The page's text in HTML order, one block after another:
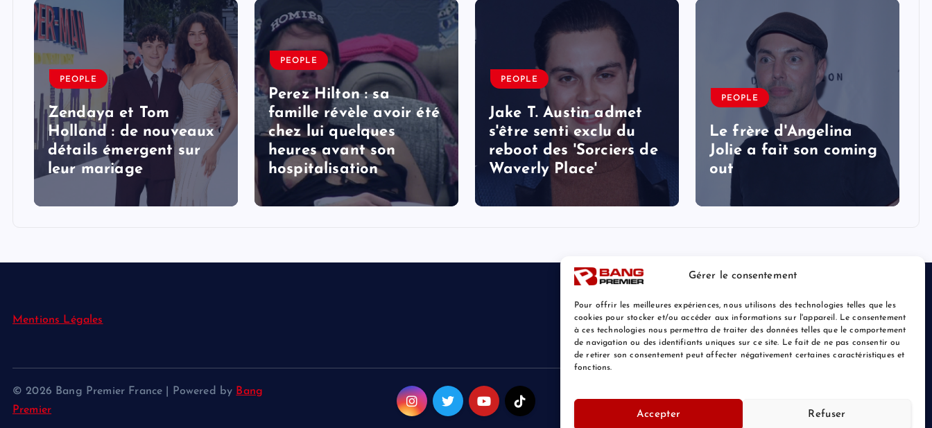
Gérer le consentement
Pour offrir les meilleures expériences, nous utilisons des technologies telles que les
cookies pour stocker et/ou accéder aux informations sur l'appareil. Le consentement
à ces technologies nous permettra de traiter des données telles que le comportement
de navigation ou des identifiants uniques sur ce site. Le fait de ne pas consentir ou
de retirer son consentement peut affecter négativement certaines caractéristiques et
fonctions.
Accepter Refuser
PEOPLE
Zendaya et Tom
Holland : de nouveaux
détails émergent sur
leur mariage
PEOPLE
Perez Hilton : sa
famille révèle avoir été
chez lui quelques
heures avant son
hospitalisation
PEOPLE
Jake T. Austin admet
s'être senti exclu du
reboot des 'Sorciers de
Waverly Place'
PEOPLE
Le frère d'Angelina
Jolie a fait son coming
out
Mentions Légales
© 2026 Bang Premier France | Powered by Bang
Premier